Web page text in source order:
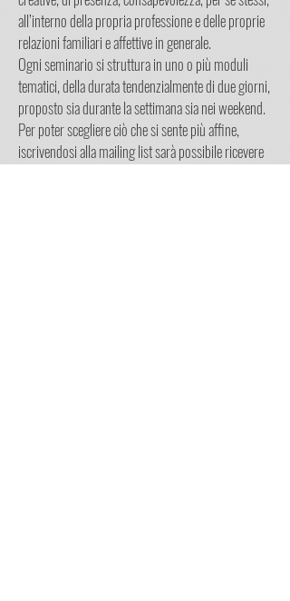
all’interno della propria professione e delle proprie
relazioni familiari e affettive in generale.
Ogni seminario si struttura in uno o più moduli
tematici, della durata tendenzialmente di due giorni,
proposto sia durante la settimana sia nei weekend.
Per poter scegliere ciò che si sente più affine,
iscrivendosi alla mailing list sarà possibile ricevere